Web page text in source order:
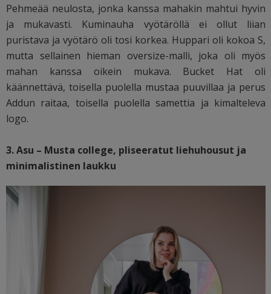
Pehmeää neulosta, jonka kanssa mahakin mahtui hyvin
ja mukavasti. Kuminauha vyötäröllä ei ollut liian
puristava ja vyötärö oli tosi korkea. Huppari oli kokoa S,
mutta sellainen hieman oversize-malli, joka oli myös
mahan kanssa oikein mukava. Bucket Hat oli
käännettävä, toisella puolella mustaa puuvillaa ja perus
Addun raitaa, toisella puolella samettia ja kimalteleva
logo.
3. Asu – Musta college, pliseeratut liehuhousut ja
minimalistinen laukku